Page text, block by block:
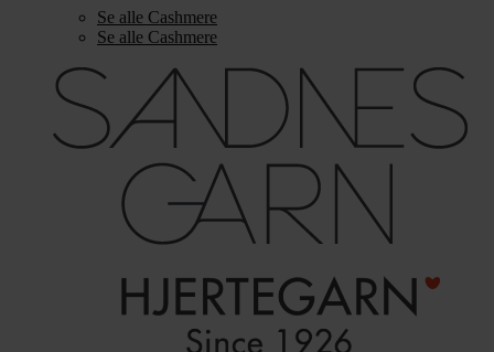
Se alle Cashmere
Se alle Cashmere